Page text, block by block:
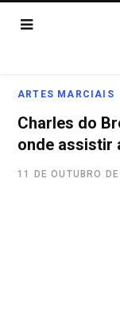
ARTES MARCIAIS
Charles do
onde assistir
11 DE OUTUBRO